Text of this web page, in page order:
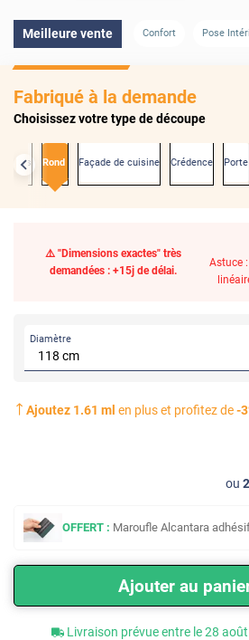
Meilleure vente Confort Pose
Fabriqué à la demande
Choisissez votre type de découpe
Rond Façade de cuisine Crédence Porte
⚠️ "Dimensions exactes" très
demandées : +15j de délai.
Astuce
Diamètre
Ajoutez 1.61 ml en plus et profitez de-3
ou
OFFERT : Maroufle Alcantara
Ajouter au
Livraison prévue entre le 28